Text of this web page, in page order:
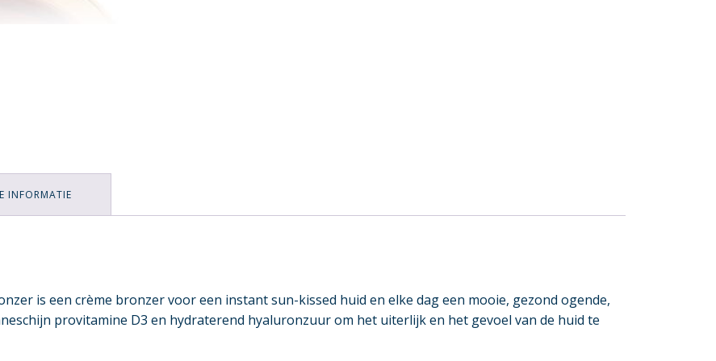
INFORMATIE
is een crème bronzer voor een instant sun-kissed huid en elke dag een mooie, gezond ogende,
provitamine D3 en hydraterend hyaluronzuur om het uiterlijk en het gevoel van de huid te